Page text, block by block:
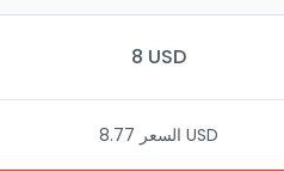
8 USD
السعر 8.77 USD